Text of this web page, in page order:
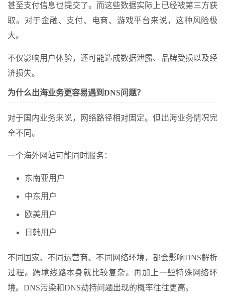
甚至支付信息也提交了。而这些数据实际上已经被第三方获
取。对于金融、支付、电商、游戏平台来说，这种风险极
大。
不仅影响用户体验，还可能造成数据泄露、品牌受损以及经
济损失。
为什么出海业务更容易遇到DNS问题？
对于国内业务来说，网络路径相对固定。但出海业务情况完
全不同。
一个海外网站可能同时服务：
东南亚用户
中东用户
欧美用户
日韩用户
不同国家、不同运营商、不同网络环境，都会影响DNS解析
过程。跨境线路本身就比较复杂。再加上一些特殊网络环
境。DNS污染和DNS劫持问题出现的概率往往更高。